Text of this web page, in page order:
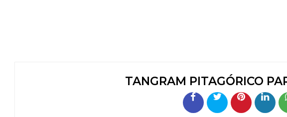
TANGRAM PITAGÓRICO